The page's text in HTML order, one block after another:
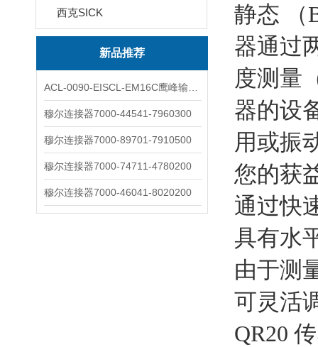
西克SICK
新品推荐
穆尔连接器7000-44541-7960300
穆尔连接器7000-89701-7910500
穆尔连接器7000-74711-4780200
穆尔连接器7000-46041-8020200
静态 （
器通过
度测量
器的设
用或振
您的获
通过快
具有水
由于测
可灵活
QR20